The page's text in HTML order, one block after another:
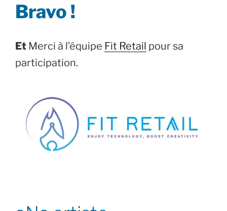
Bravo !
Et Merci à l’équipe Fit Retail pour sa
participation.